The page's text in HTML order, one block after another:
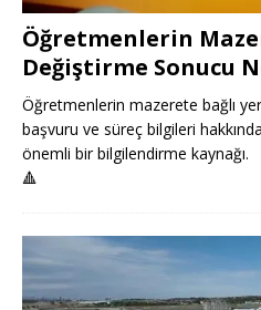
Öğretmenlerin
Değiştirme Sonucu
Öğretmenlerin mazerete bağlı
başvuru ve süreç bilgileri
önemli bir bilgilendirme kaynağı.
🔺